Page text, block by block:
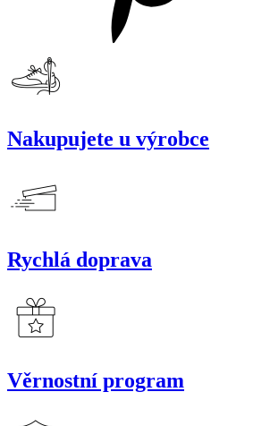
Nakupujete u výrobce
Rychlá doprava
Věrnostní program